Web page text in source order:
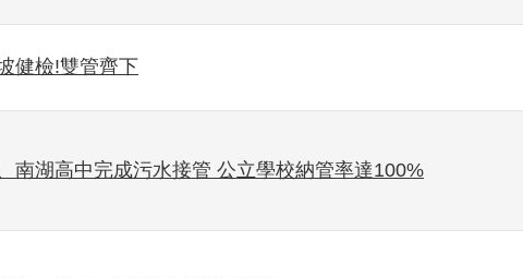
健檢!雙管齊下
南湖高中完成污水接管 公立學校納管率達100%